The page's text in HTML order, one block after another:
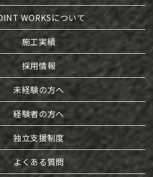
WORKSについて
施工実績
採用情報
未経験の方へ
経験者の方へ
独立支援制度
よくある質問